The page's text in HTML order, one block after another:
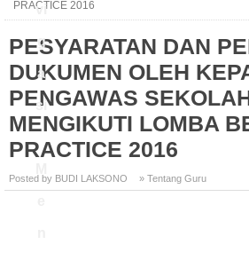
vi
g
a
si
PRACTICE 2016
PESYARATAN DAN
DUKUMEN OLEH
PENGAWAS
MENGIKUTI LOMBA
PRACTICE 2016
Posted by BUDI LAKSONO » Tentang Guru